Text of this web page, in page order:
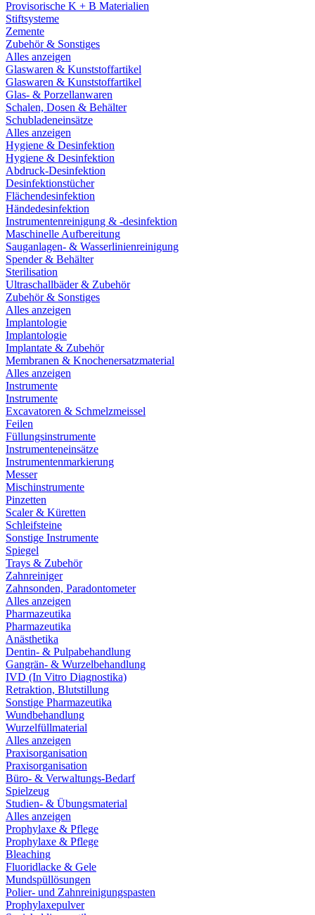
Provisorische K + B Materialien
Stiftsysteme
Zemente
Zubehör & Sonstiges
Alles anzeigen
Glaswaren & Kunststoffartikel
Glaswaren & Kunststoffartikel
Glas- & Porzellanwaren
Schalen, Dosen & Behälter
Schubladeneinsätze
Alles anzeigen
Hygiene & Desinfektion
Hygiene & Desinfektion
Abdruck-Desinfektion
Desinfektionstücher
Flächendesinfektion
Händedesinfektion
Instrumentenreinigung & -desinfektion
Maschinelle Aufbereitung
Sauganlagen- & Wasserlinienreinigung
Spender & Behälter
Sterilisation
Ultraschallbäder & Zubehör
Zubehör & Sonstiges
Alles anzeigen
Implantologie
Implantologie
Implantate & Zubehör
Membranen & Knochenersatzmaterial
Alles anzeigen
Instrumente
Instrumente
Excavatoren & Schmelzmeissel
Feilen
Füllungsinstrumente
Instrumenteneinsätze
Instrumentenmarkierung
Messer
Mischinstrumente
Pinzetten
Scaler & Küretten
Schleifsteine
Sonstige Instrumente
Spiegel
Trays & Zubehör
Zahnreiniger
Zahnsonden, Paradontometer
Alles anzeigen
Pharmazeutika
Pharmazeutika
Anästhetika
Dentin- & Pulpabehandlung
Gangrän- & Wurzelbehandlung
IVD (In Vitro Diagnostika)
Retraktion, Blutstillung
Sonstige Pharmazeutika
Wundbehandlung
Wurzelfüllmaterial
Alles anzeigen
Praxisorganisation
Praxisorganisation
Büro- & Verwaltungs-Bedarf
Spielzeug
Studien- & Übungsmaterial
Alles anzeigen
Prophylaxe & Pflege
Prophylaxe & Pflege
Bleaching
Fluoridlacke & Gele
Mundspüllösungen
Polier- und Zahnreinigungspasten
Prophylaxepulver